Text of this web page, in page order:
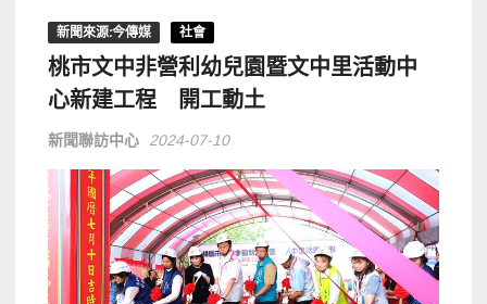
新聞來源:今傳媒 社會
桃市文中非營利幼兒園暨文中里活動中
心新建工程 開工動土
新聞聯訪中心 2024-07-10